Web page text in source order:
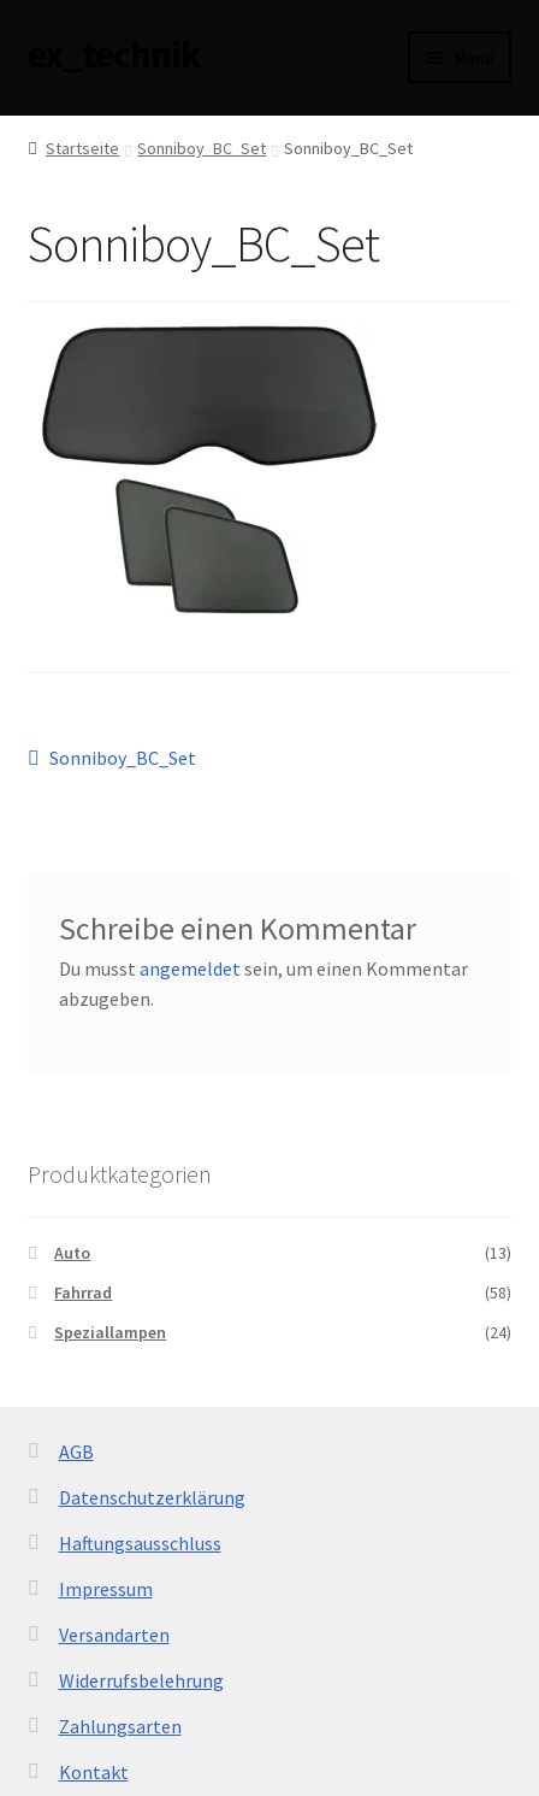
AGB
Haftungsausschluss
Versandarten
Widerrufsbelehrung
Zahlungsarten
Startseite Sonniboy_BC_Set Sonniboy_BC_Set
Sonniboy_BC_Set
Beitragsnavigation
Vorheriger
Sonniboy_BC_Set
Schreibe einen Kommentar
Du musst angemeldetsein, um einen Kommentar
abzugeben.
Produktkategorien
Auto
(13)
Fahrrad
(58)
Speziallampen
(24)
AGB
Datenschutzerklärung
Haftungsausschluss
Impressum
Versandarten
Widerrufsbelehrung
Zahlungsarten
Kontakt